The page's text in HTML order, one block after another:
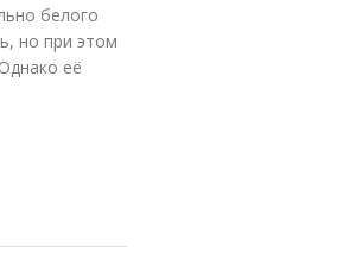
белого
но при этом
её